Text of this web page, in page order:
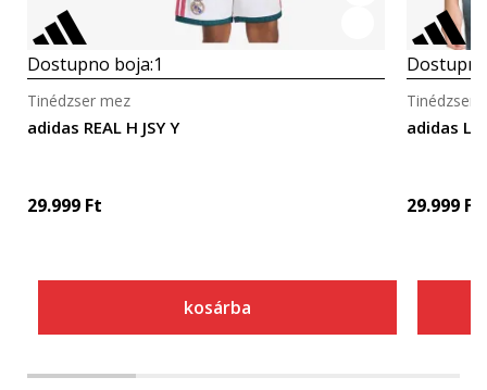
Dostupno boja:1
adidas REAL H JSY Y
Tinédzser mez
29.999 Ft
kosárba
adidas
Tinédzser
29.999 Ft